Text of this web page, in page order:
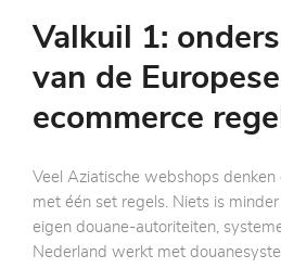
Valkuil 1:
van de
ecommerce
Veel Aziatische webshops
met één set regels. Niets is
eigen douane-autoriteiten,
Nederland werkt met